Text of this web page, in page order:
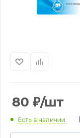
80 ₽/шт
Есть в наличии